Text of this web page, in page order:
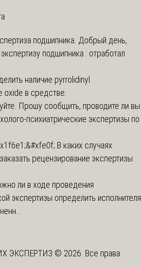
подшипника. Добрый день,
подшипника : отработал
наличие pyrrolidinyl
oxide в средстве.
Прошу сообщить, проводите ли вы
психиатрические экспертизы по
В каких случаях
рецензирование экспертизы
ли в ходе проведения
экспертизы определить исполнителя
ЭКСПЕРТИЗ © 2026. Все права